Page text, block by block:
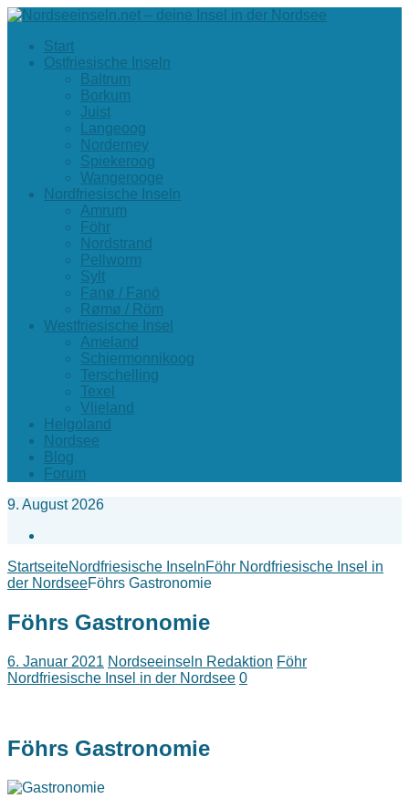
Start
Ostfriesische Inseln
Baltrum
Borkum
Juist
Langeoog
Norderney
Spiekeroog
Wangerooge
Nordfriesische Inseln
Amrum
Föhr
Nordstrand
Pellworm
Sylt
Fanø / Fanö
Rømø / Röm
Westfriesische Insel
Ameland
Schiermonnikoog
Terschelling
Texel
Vlieland
Helgoland
Nordsee
Blog
Forum
9. August 2026
StartseiteNordfriesische InselnFöhr Nordfriesische Insel in
der NordseeFöhrs Gastronomie
Föhrs Gastronomie
6. Januar 2021 Nordseeinseln Redaktion Föhr
Nordfriesische Insel in der Nordsee 0
Föhrs Gastronomie